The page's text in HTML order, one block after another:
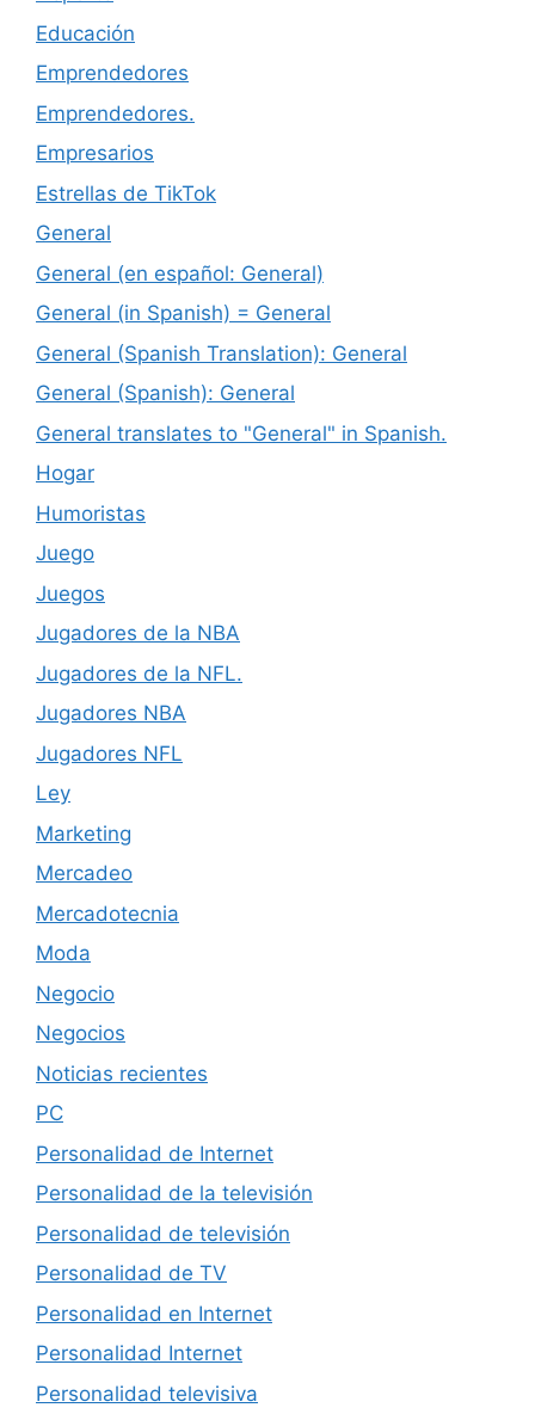
Educación
Emprendedores
Emprendedores.
Empresarios
Estrellas de TikTok
General
General (en español: General)
General (in Spanish) = General
General (Spanish Translation): General
General (Spanish): General
General translates to "General" in Spanish.
Hogar
Humoristas
Juego
Juegos
Jugadores de la NBA
Jugadores de la NFL.
Jugadores NBA
Jugadores NFL
Ley
Marketing
Mercadeo
Mercadotecnia
Moda
Negocio
Negocios
Noticias recientes
PC
Personalidad de Internet
Personalidad de la televisión
Personalidad de televisión
Personalidad de TV
Personalidad en Internet
Personalidad Internet
Personalidad televisiva